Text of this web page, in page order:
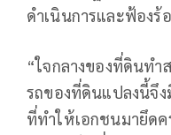
ดำเนินการและฟ้องร้
“ใจกลางของที่ดิน​ท
รถ​ของที่ดินแปลงนี้จึ
ที่ทำให้เอกชนมายึด